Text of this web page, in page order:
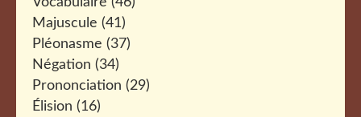
Majuscule (41)
Pléonasme (37)
Négation (34)
Prononciation (29)
Élision (16)